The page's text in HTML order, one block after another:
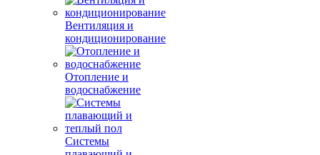
Вентиляция и
кондиционирование
Отопление и
водоснабжение
Системы